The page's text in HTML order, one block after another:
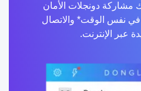
مشاركة دونجلات الأمان
نفس الوقت* والاتصال